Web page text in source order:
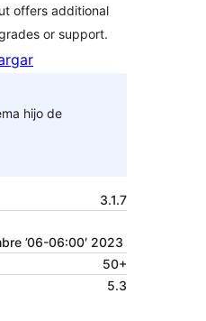
offers additional
or support.
hijo de
3.1.7
’06-06:00′ 2023
50+
5.3